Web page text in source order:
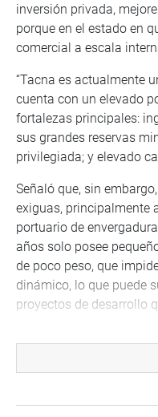
inversión privada,
porque en el estado en
comercial a escala
“Tacna es actualmente
cuenta con un elevado
fortalezas principales:
sus grandes reservas
privilegiada; y elevado
Señaló que, sin
exiguas, principalmente
portuario de
años solo posee
de poco peso, que
dinámico, lo que puede
proyectos de desarrollo
proyecto de inversión
esa región, dará